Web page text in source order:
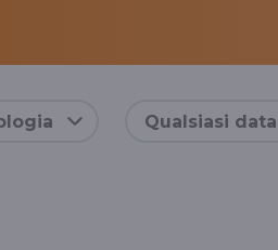
Qualsiasi data